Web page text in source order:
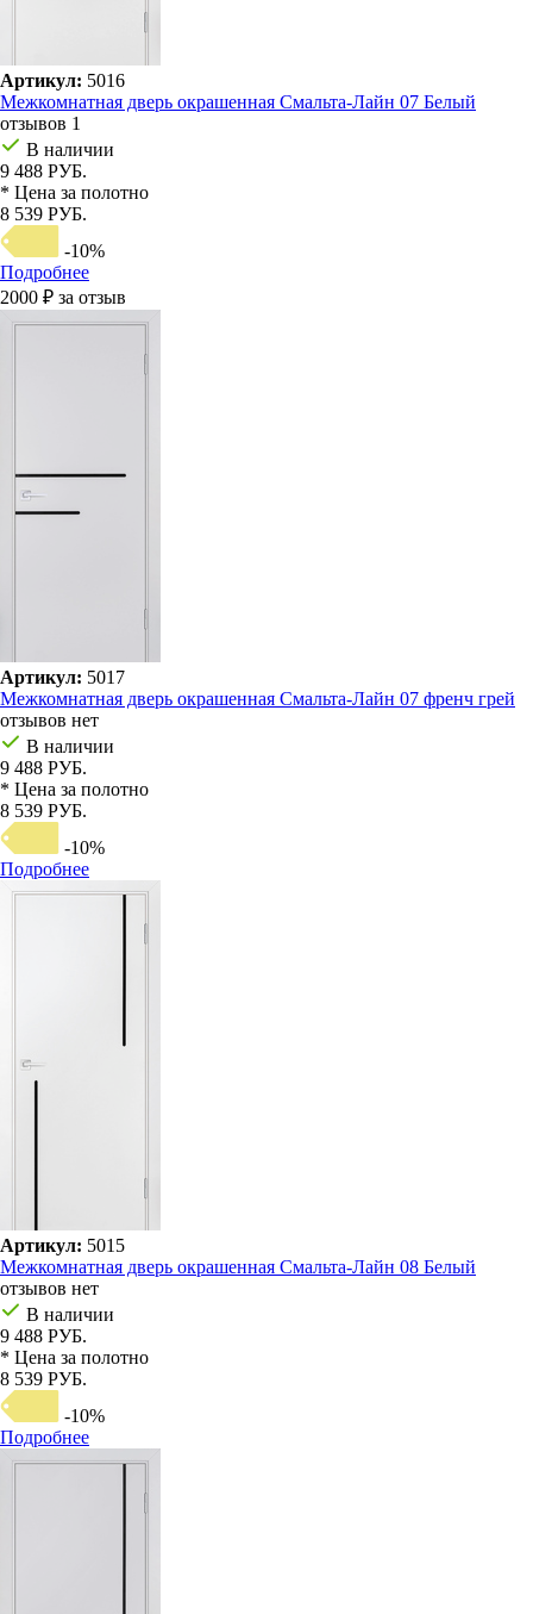
Артикул: 5016
Межкомнатная дверь окрашенная Смальта-Лайн 07 Белый
отзывов 1
В наличии
9 488 РУБ.
* Цена за полотно
8 539 РУБ.
-10%
Подробнее
2000 ₽ за отзыв
Артикул: 5017
Межкомнатная дверь окрашенная Смальта-Лайн 07 френч грей
отзывов нет
В наличии
9 488 РУБ.
* Цена за полотно
8 539 РУБ.
-10%
Подробнее
Артикул: 5015
Межкомнатная дверь окрашенная Смальта-Лайн 08 Белый
отзывов нет
В наличии
9 488 РУБ.
* Цена за полотно
8 539 РУБ.
-10%
Подробнее